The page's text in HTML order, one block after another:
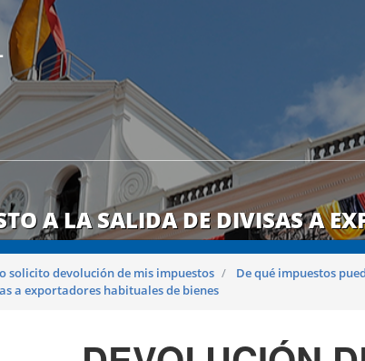
A LA SALIDA DE DIVISAS A
solicito devolución de mis impuestos De qué impuestos
a exportadores habituales de bienes